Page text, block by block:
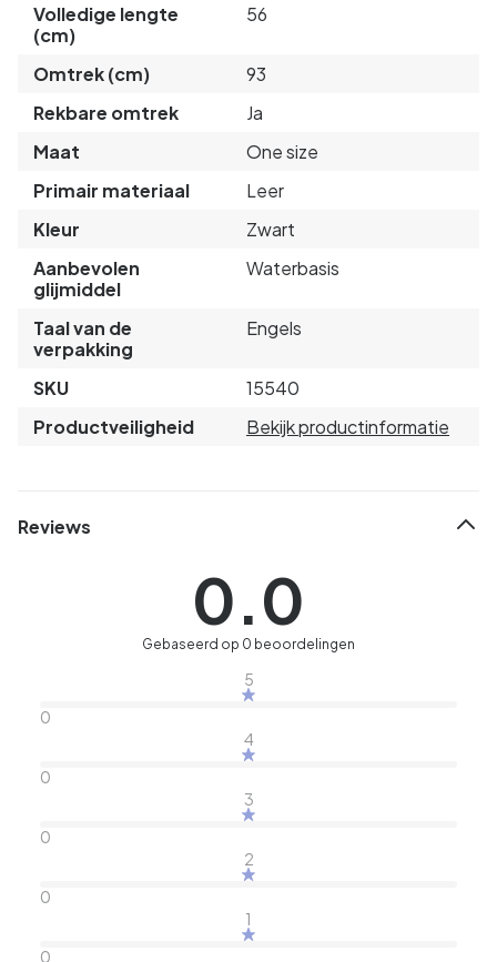
Volledige lengte
(cm)
56
Omtrek (cm)
93
Rekbare omtrek
Ja
Maat
One size
Primair materiaal
Leer
Kleur
Zwart
Aanbevolen
glijmiddel
Waterbasis
Taal van de
verpakking
Engels
SKU
15540
Productveiligheid
Bekijk productinformatie
Reviews
0.0
Gebaseerd op 0 beoordelingen
5
0
4
0
3
0
2
0
1
0